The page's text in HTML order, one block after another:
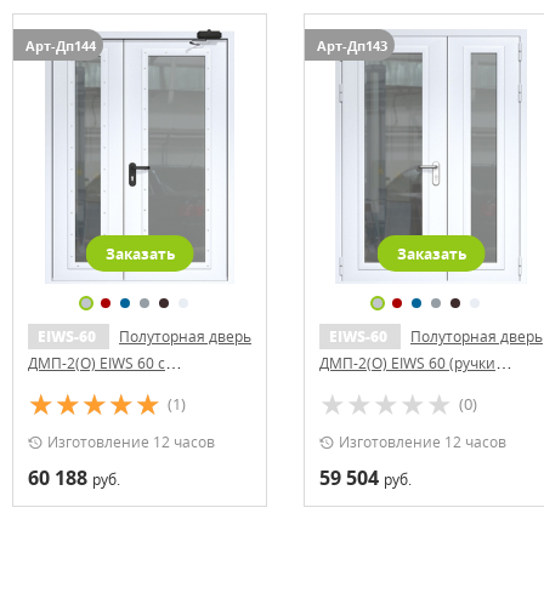
Арт-Дп144
Заказать
EIWS-60
Полуторная дверь
ДМП-2(О) EIWS 60 с
доводчиком
(1)
Изготовление 12 часов
60 188 руб.
Арт-Дп143
Заказать
EIWS-60
Полуторная дверь
ДМП-2(О) EIWS 60 (ручки
(0)
Изготовление 12 часов
59 504 руб.